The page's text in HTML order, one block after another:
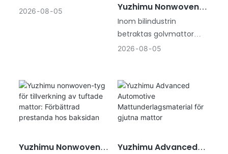
2026 08 05
Yuzhimu Nonwoven-
Bakmaterial För
Bilmattor: Ökad
Hållbarhet
Inom bilindustrin
betraktas golvmattor
inte längre som enkla
fortsätter att förbättra
kupékvaliteten ställs
leverantörer av
golvmattor inför högre
dimensionsstabilitet,
2026 08 05
Yuzhimu Nonwoven-
Yuzhimu Advanced